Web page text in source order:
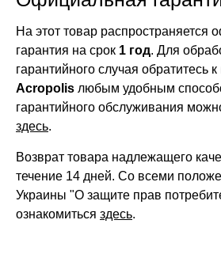
На этот товар распространяется
гарантия на срок 1 год. Для
гарантийного случая обратитесь
Acropolis любым удобным
гарантийного обслуживания
здесь.
Возврат товара надлежащего
течение 14 дней. Со всеми
Украины "О защите прав
ознакомиться здесь.